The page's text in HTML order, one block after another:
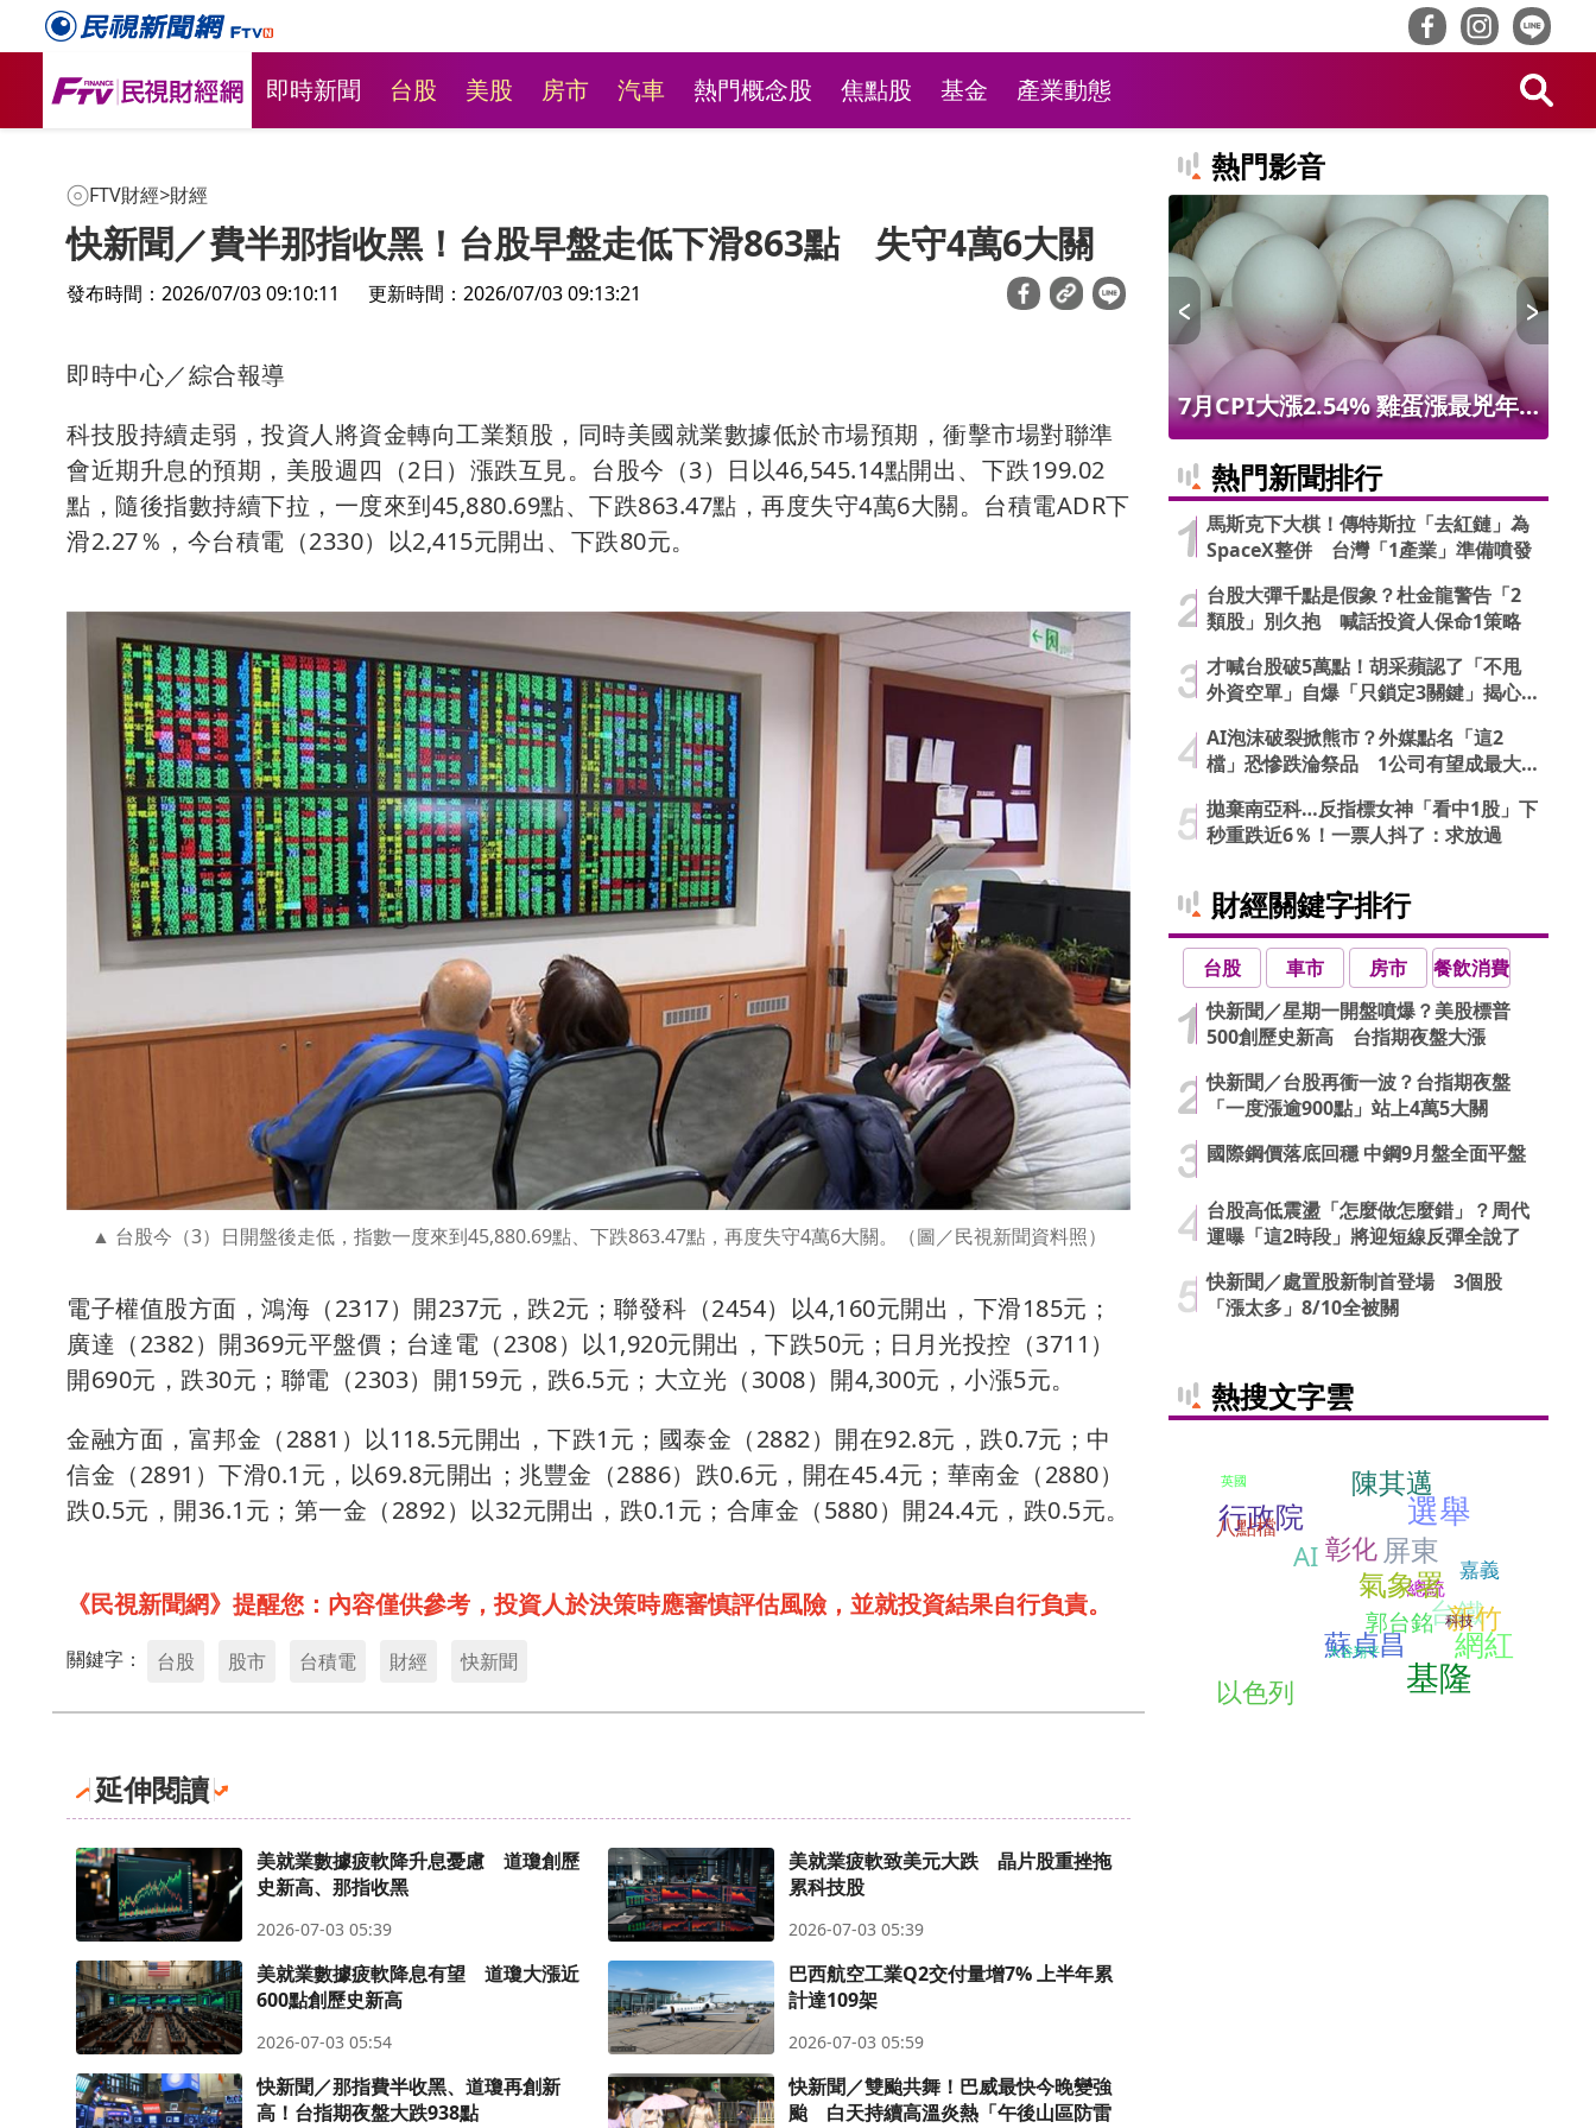
即時新聞 台股 美股 房市 汽車 熱門概念股 焦點股 基金 產業動態
FTV財經>財經
快新聞／費半那指收黑！台股早盤走低下滑863點 失守4萬6大關
發布時間：2026/07/03 09:10:11 更新時間：2026/07/03 09:13:21
即時中心／綜合報導
科技股持續走弱，投資人將資金轉向工業類股，同時美國就業數據低於市場預期，衝擊市場對聯準
會近期升息的預期，美股週四（2日）漲跌互見。台股今（3）日以46,545.14點開出、下跌199.02
點，隨後指數持續下拉，一度來到45,880.69點、下跌863.47點，再度失守4萬6大關。台積電ADR下
滑2.27％，今台積電（2330）以2,415元開出、下跌80元。
台股今（3）日開盤後走低，指數一度來到45,880.69點、下跌863.47點，再度失守4萬6大關。（圖／民視新聞資料照）
電子權值股方面，鴻海（2317）開237元，跌2元；聯發科（2454）以4,160元開出，下滑185元；
廣達（2382）開369元平盤價；台達電（2308）以1,920元開出，下跌50元；日月光投控（3711）
開690元，跌30元；聯電（2303）開159元，跌6.5元；大立光（3008）開4,300元，小漲5元。
金融方面，富邦金（2881）以118.5元開出，下跌1元；國泰金（2882）開在92.8元，跌0.7元；中
信金（2891）下滑0.1元，以69.8元開出；兆豐金（2886）跌0.6元，開在45.4元；華南金（2880）
跌0.5元，開36.1元；第一金（2892）以32元開出，跌0.1元；合庫金（5880）開24.4元，跌0.5元。
《民視新聞網》提醒您：內容僅供參考，投資人於決策時應審慎評估風險，並就投資結果自行負責。
關鍵字： 台股 股市 台積電 財經 快新聞
延伸閱讀
美就業數據疲軟降升息憂慮 道瓊創歷
史新高、那指收黑
2026-07-03 05:39
美就業疲軟致美元大跌 晶片股重挫拖
累科技股
2026-07-03 05:39
美就業數據疲軟降息有望 道瓊大漲近
600點創歷史新高
2026-07-03 05:54
巴西航空工業Q2交付量增7% 上半年累
計達109架
2026-07-03 05:59
快新聞／那指費半收黑、道瓊再創新
高！台指期夜盤大跌938點
快新聞／雙颱共舞！巴威最快今晚變強
颱 白天持續高溫炎熱「午後山區防雷
熱門影音
萬本吸經銷商搶購
7月CPI大漲2.54% 雞蛋漲最兇年
幅
熱門新聞排行
馬斯克下大棋！傳特斯拉「去紅鏈」為
SpaceX整併 台灣「1產業」準備噴發
台股大彈千點是假象？杜金龍警告「2
類股」別久抱 喊話投資人保命1策略
才喊台股破5萬點！胡采蘋認了「不甩
外資空單」自爆「只鎖定3關鍵」揭心
AI泡沫破裂掀熊市？外媒點名「這2
檔」恐慘跌淪祭品 1公司有望成最大
拋棄南亞科…反指標女神「看中1股」下
秒重跌近6％！一票人抖了：求放過
財經關鍵字排行
台股 車市 房市
餐飲消費
快新聞／星期一開盤噴爆？美股標普
500創歷史新高 台指期夜盤大漲
快新聞／台股再衝一波？台指期夜盤
「一度漲逾900點」站上4萬5大關
國際鋼價落底回穩 中鋼9月盤全面平盤
台股高低震盪「怎麼做怎麼錯」？周代
運曝「這2時段」將迎短線反彈全說了
快新聞／處置股新制首登場 3個股
「漲太多」8/10全被關
熱搜文字雲
彰化
總統
蘇貞昌
台鐵
大谷翔平
屏東
基隆
行政院
新竹
科技
八點檔
網紅
以色列
嘉義
陳其邁
氣象署
郭台銘
AI
英國
選舉